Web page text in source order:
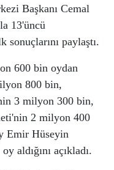
Başkanı Cemal
13'üncü
sonuçlarını paylaştı.
600 bin oydan
800 bin,
3 milyon 300 bin,
2 milyon 400
Emir Hüseyin
aldığını açıkladı.